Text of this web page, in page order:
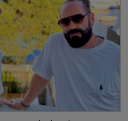
banca relacional con los
facilitando las
el conocimiento y la
estratégicas.